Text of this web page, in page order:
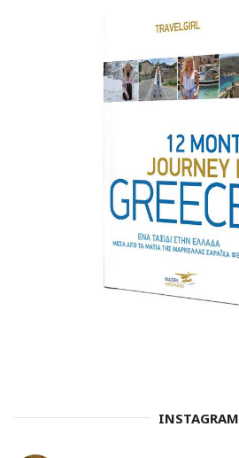
INSTAGRAM